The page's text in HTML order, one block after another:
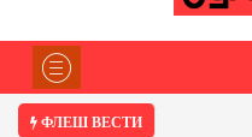
ФЛЕШ ВЕСТИ